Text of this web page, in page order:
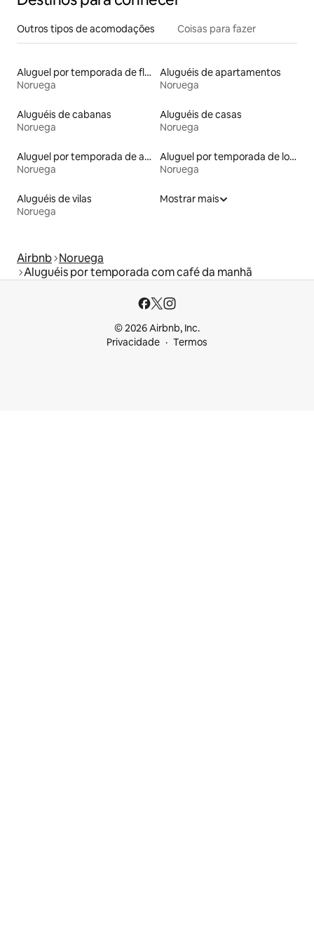
Outros tipos de acomodações Coisas para fazer
Aluguel por temporada de flats
Noruega
Aluguéis de apartamentos
Noruega
Aluguéis de cabanas
Noruega
Aluguéis de casas
Noruega
Aluguel por temporada de apart-hotéis
Noruega
Aluguel por temporada de lofts
Noruega
Aluguéis de vilas
Noruega
Mostrar mais
Airbnb Noruega
Aluguéis por temporada com café da manhã
© 2026 Airbnb, Inc.
Privacidade
Termos